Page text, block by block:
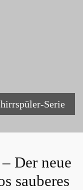
Serie
Der neue
sauberes